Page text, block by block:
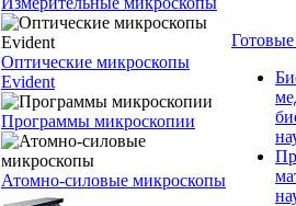
Оптические микроскопы
Evident
Программы микроскопии
Атомно-силовые микроскопы